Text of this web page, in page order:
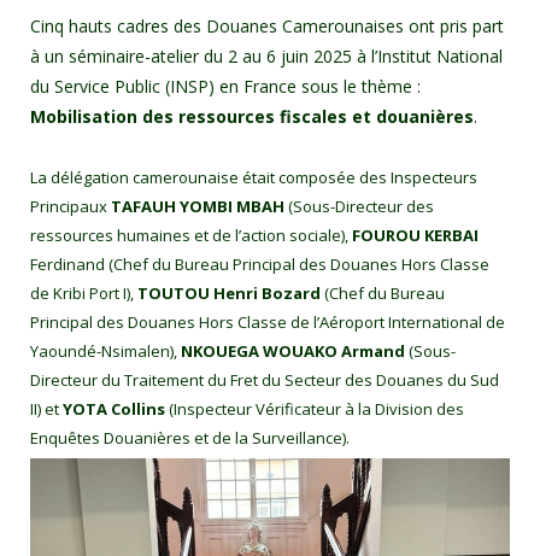
Cinq hauts cadres des Douanes Camerounaises ont pris part
à un séminaire-atelier du 2 au 6 juin 2025 à l’Institut National
du Service Public (INSP) en France sous le thème :
Mobilisation des ressources fiscales et douanières.
La délégation camerounaise était composée des Inspecteurs
Principaux TAFAUH YOMBI MBAH (Sous-Directeur des
ressources humaines et de l’action sociale), FOUROU KERBAI
Ferdinand (Chef du Bureau Principal des Douanes Hors Classe
de Kribi Port I), TOUTOU Henri Bozard (Chef du Bureau
Principal des Douanes Hors Classe de l’Aéroport International de
Yaoundé-Nsimalen), NKOUEGA WOUAKO Armand (Sous-
Directeur du Traitement du Fret du Secteur des Douanes du Sud
II) etYOTA Collins(Inspecteur Vérificateur à la Division des
Enquêtes Douanières et de la Surveillance).